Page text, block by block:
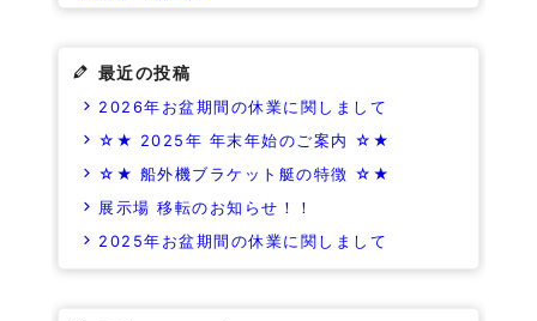
最近の投稿
2026年お盆期間の休業に関しまして
☆★ 2025年 年末年始のご案内 ☆★
☆★ 船外機ブラケット艇の特徴 ☆★
展示場 移転のお知らせ！！
2025年お盆期間の休業に関しまして